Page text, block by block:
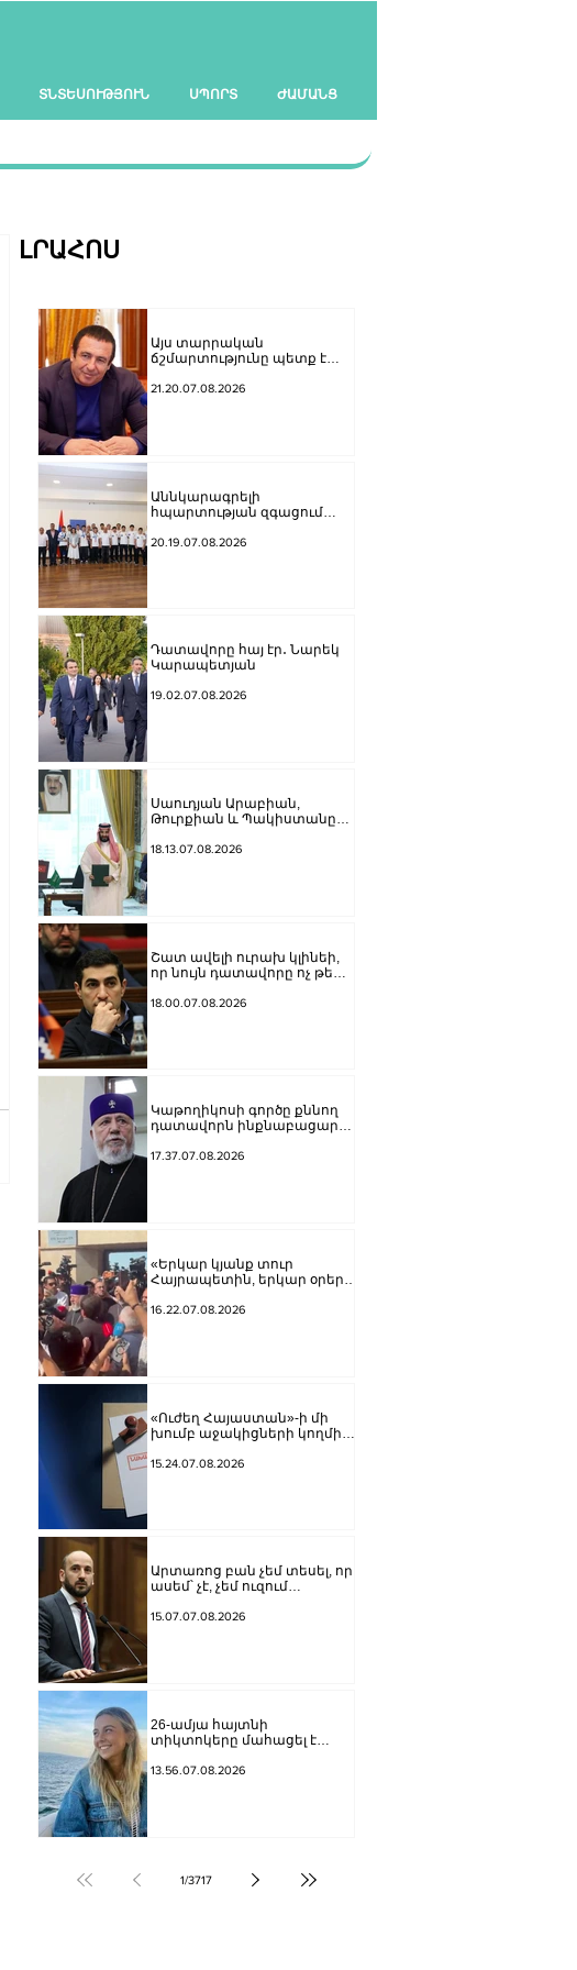
ՏՆՏԵՍՈՒԹՅՈՒՆ ՍՊՈՐՏ ԺԱՄԱՆՑ
ԼՐԱՀՈՍ
Այս տարրական
ճշմարտությունը պետք է
ուժայիններին և
21.20.07.08.2026
Աննկարագրելի
հպարտության զգացում
օրհներգը, ու բարձրացվեց
անդամներին
20.19.07.08.2026
Դատավորը հայ էր․ Նարեկ
Կարապետյան
19.02.07.08.2026
Սաուդյան Արաբիան,
Թուրքիան և Պակիստանը
պաշտպանության մասին
18.13.07.08.2026
Շատ ավելի ուրախ կլինեի,
որ նույն դատավորը ոչ թե
կարճեր քրեական գործը.
18.00.07.08.2026
Կաթողիկոսի գործը քննող
դատավորն ինքնաբացարկ
17.37.07.08.2026
«Երկար կյանք տուր
Հայրապետին, երկար օրեր՝
քաղաքացիները
16.22.07.08.2026
«Ուժեղ Հայաստան»-ի մի
խումբ աջակիցների կողմից
խոչընդոտելու վերաբերյալ
15.24.07.08.2026
Արտառոց բան չեմ տեսել, որ
ասեմ՝ չէ, չեմ ուզում
եմ Կարապետյանը կամ
15.07.07.08.2026
26-ամյա հայտնի
տիկտոկերը մահացել է
13.56.07.08.2026
1/3717